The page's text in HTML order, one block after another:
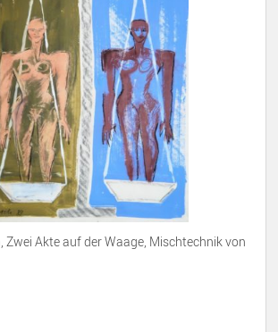
Zwei Akte auf der Waage, Mischtechnik von